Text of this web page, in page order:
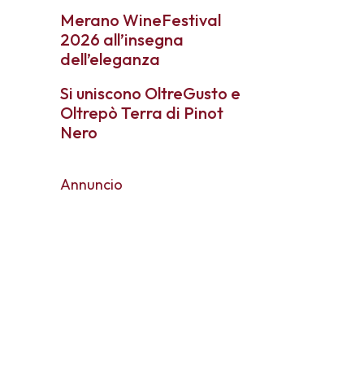
Merano WineFestival
2026 all’insegna
dell’eleganza
Si uniscono OltreGusto e
Oltrepò Terra di Pinot
Nero
Annuncio